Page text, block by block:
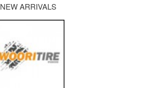
NEW ARRIVALS